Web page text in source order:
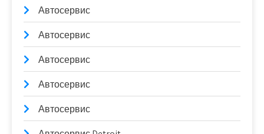
Автосервис
Автосервис
Автосервис
Автосервис
Автосервис